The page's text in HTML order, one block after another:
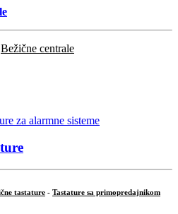
Bežične centrale
tastature - Tastature sa primopredajnikom